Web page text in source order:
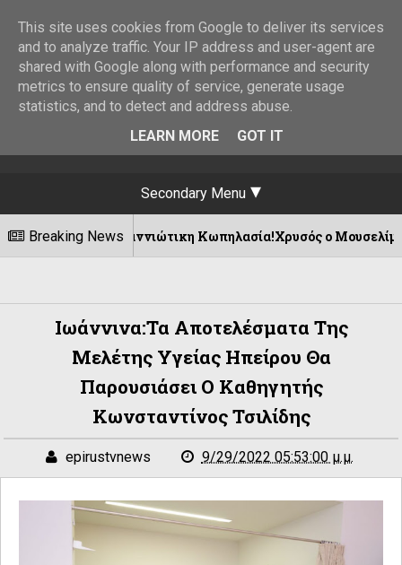
Secondary Menu
Breaking News
Γιαννιώτικη Κωπηλασία!Χρυσός ο Μουσελίμης !
Ιωάννινα:Τα Αποτελέσματα Της
Μελέτης Υγείας Ηπείρου Θα
Παρουσιάσει Ο Καθηγητής
Κωνσταντίνος Τσιλίδης
epirustvnews 9/29/2022 05:53:00 μ.μ.
This site uses cookies from Google to deliver its services
and to analyze traffic. Your IP address and user-agent are
shared with Google along with performance and security
metrics to ensure quality of service, generate usage
statistics, and to detect and address abuse.
LEARN MORE
GOT IT